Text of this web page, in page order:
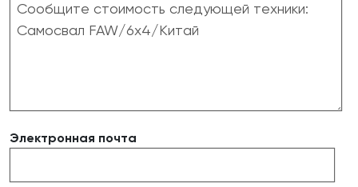
Электронная почта